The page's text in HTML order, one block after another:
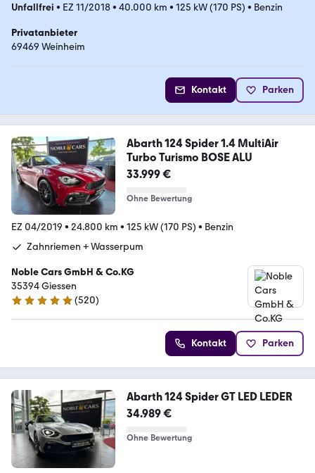
Unfallfrei • EZ 11/2018• 40.000 km • 125 kW (170 PS) • Benzin
Privatanbieter
69469 Weinheim
Kontakt Parken
Abarth 124 Spider 1.4 MultiAir
Turbo Turismo BOSE ALU
33.999 €
Ohne Bewertung
EZ 04/2019 • 24.800 km • 125 kW (170 PS) • Benzin
Zahnriemen + Wasserpum
Noble Cars GmbH & Co.KG
35394 Giessen
4.9 Sterne
(520)
Kontakt Parken
Abarth 124 Spider GT LED LEDER
34.989 €
Ohne Bewertung